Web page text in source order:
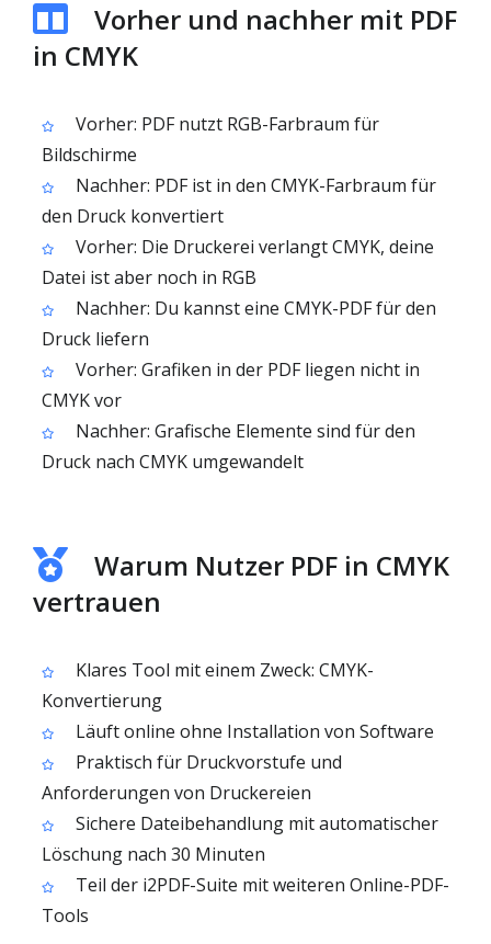
Vorher und nachher mit PDF
in CMYK
Vorher: PDF nutzt RGB-Farbraum für
Bildschirme
Nachher: PDF ist in den CMYK-Farbraum für
den Druck konvertiert
Vorher: Die Druckerei verlangt CMYK, deine
Datei ist aber noch in RGB
Nachher: Du kannst eine CMYK-PDF für den
Druck liefern
Vorher: Grafiken in der PDF liegen nicht in
CMYK vor
Nachher: Grafische Elemente sind für den
Druck nach CMYK umgewandelt
Warum Nutzer PDF in CMYK
vertrauen
Klares Tool mit einem Zweck: CMYK-
Konvertierung
Läuft online ohne Installation von Software
Praktisch für Druckvorstufe und
Anforderungen von Druckereien
Sichere Dateibehandlung mit automatischer
Löschung nach 30 Minuten
Teil der i2PDF-Suite mit weiteren Online-PDF-
Tools